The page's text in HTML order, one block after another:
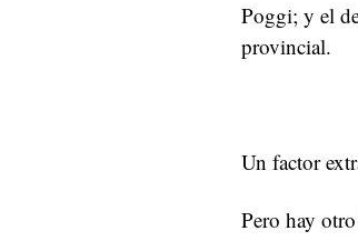
Poggi; y el
provincial.
Un factor
Pero hay